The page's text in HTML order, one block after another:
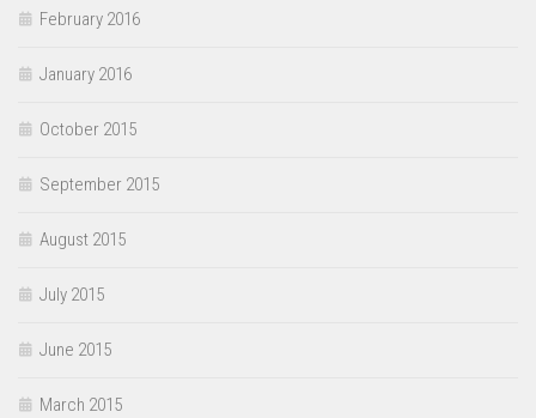
February 2016
January 2016
October 2015
September 2015
August 2015
July 2015
June 2015
March 2015